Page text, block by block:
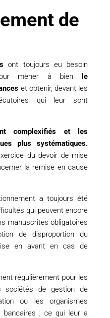
de
ont toujours eu besoin
pour mener à bien
le
et obtenir, devant les
qui leur sont
complexifiés et les
plus systématiques.
du devoir de mise
la remise en cause
a toujours été
qui peuvent encore
manuscrites obligatoires
de disproportion du
en avant en cas de
régulièrement pour les
sociétés de gestion de
ou les organismes
bancaires ; ce qui leur a